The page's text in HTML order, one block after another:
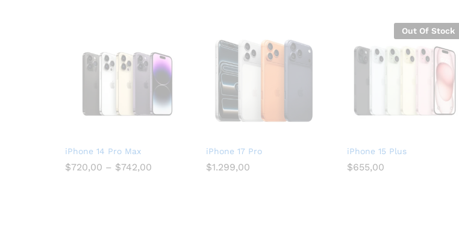
iPhone 14 Pro Max
$720,00 – $742,00
iPhone 17 Pro
$1.299,00
Out Of Stock
iPhone 15 Plus
$655,00